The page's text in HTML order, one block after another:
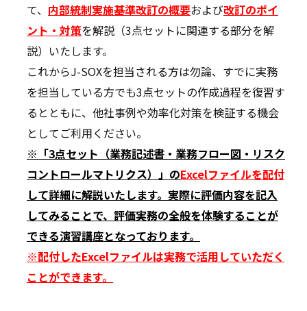
て、 内部統制実施基準改訂の概要および改訂のポイ
ント・対策を解説（3点セットに関連する部分を解
説）いたします。
これからJ-SOXを担当される方は勿論、すでに実務
を担当している方でも3点セットの作成過程を復習す
るとともに、他社事例や効率化対策を検証する機会
としてご利用ください。
※「3点セット（業務記述書・業務フロー図・リスク
コントロールマトリクス）」のExcelファイルを配付
して詳細に解説いたします。実際に評価内容を記入
してみることで、評価実務の全般を体験することが
できる演習講座となっております。
※配付したExcelファイルは実務で活用していただく
ことができます。